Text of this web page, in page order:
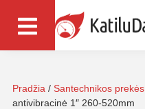
Pradžia / Santechnikos prekės
antivibracinė 1″ 260-520mm